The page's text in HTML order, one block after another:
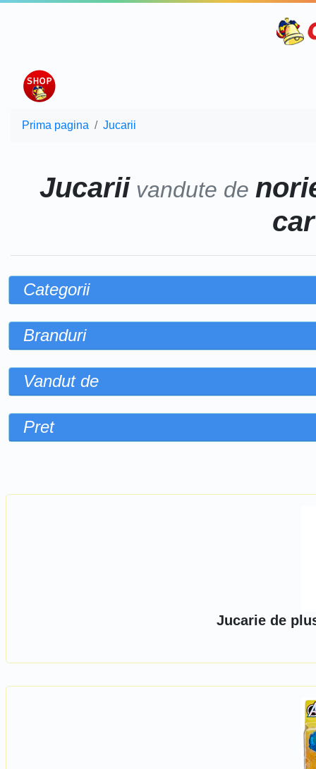
Prima pagina Jucarii
Jucarii vandute de
Categorii
Branduri
Vandut de
Pret
Jucarie de